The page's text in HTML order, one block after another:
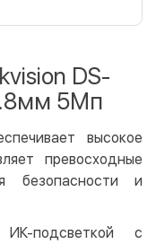
Бесплатно
DS-
5Мп
высокое
превосходные
безопасности и
ИК-подсветкой с